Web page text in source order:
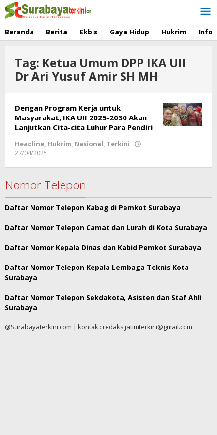
Lewati
ke
Beranda Berita Ekbis Gaya Hidup Hukrim Info
Tag: Ketua Umum DPP IKA UII
Dr Ari Yusuf Amir SH MH
Dengan Program Kerja untuk
Masyarakat, IKA UII 2025-2030 Akan
Lanjutkan Cita-cita Luhur Para Pendiri
Headline, Hukrim, Nasional, Terkini
27/04/2025
Nomor Telepon
Daftar Nomor Telepon Kabag di Pemkot Surabaya
Daftar Nomor Telepon Camat dan Lurah di Kota Surabaya
Daftar Nomor Kepala Dinas dan Kabid Pemkot Surabaya
Daftar Nomor Telepon Kepala Lembaga Teknis Kota
Surabaya
Daftar Nomor Telepon Sekdakota, Asisten dan Staf Ahli
Surabaya
@Surabayaterkini.com | kontak : redaksijatimterkini@gmail.com